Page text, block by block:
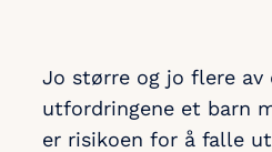
Jo større og jo flere av
utfordringene et barn
er risikoen for å falle